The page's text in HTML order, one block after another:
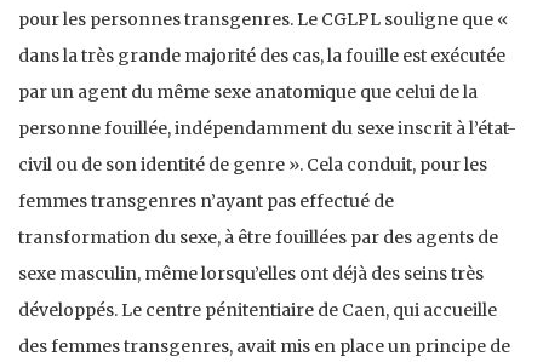
pour les personnes transgenres. Le CGLPL souligne que «
dans la très grande majorité des cas, la fouille est exécutée
par un agent du même sexe anatomique que celui de la
personne fouillée, indépendamment du sexe inscrit à l’état-
civil ou de son identité de genre ». Cela conduit, pour les
femmes transgenres n’ayant pas effectué de
transformation du sexe, à être fouillées par des agents de
sexe masculin, même lorsqu’elles ont déjà des seins très
développés. Le centre pénitentiaire de Caen, qui accueille
des femmes transgenres, avait mis en place un principe de